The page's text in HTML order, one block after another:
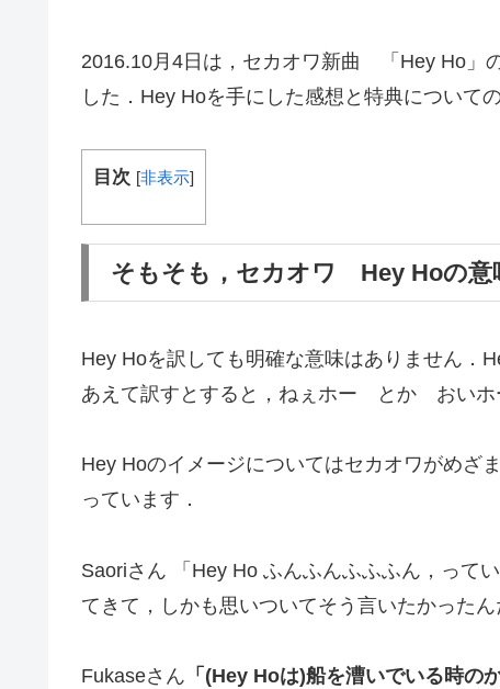
2016.10月4日は，セカオワ新曲 「Hey Ho」
した．Hey Hoを手にした感想と特典について
目次 [非表示]
そもそも，セカオワ Hey Hoの意
Hey Hoを訳しても明確な意味はありません．
あえて訳すとすると，ねぇホー とか おいホ
Hey Hoのイメージについてはセカオワがめざ
っています．
Saoriさん 「Hey Ho ふんふんふふふん，って
てきて，しかも思いついてそう言いたかったん
Fukaseさん 「(Hey Hoは)船を漕いでいる時の